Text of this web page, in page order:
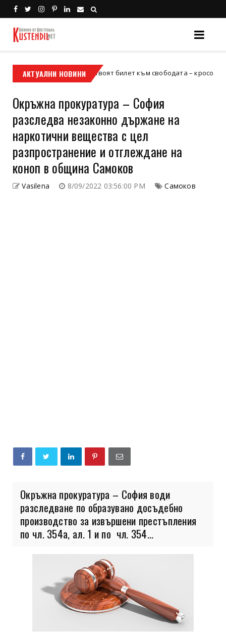
АКТУАЛНИ НОВИНИ
мотор Кой е твоят билет към свободата – кросовият мотор
Окръжна прокуратура – София
разследва незаконно държане на
наркотични вещества с цел
разпространение и отглеждане на
коноп в община Самоков
Vasilena 8/09/2022 03:56:00 PM Самоков
Окръжна прокуратура – София води
разследване по образувано досъдебно
производство за извършени престъпления
по чл. 354а, ал. 1 и по чл. 354...